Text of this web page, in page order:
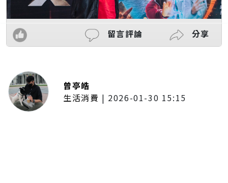
留言評論 分享
曾亭皓
生活消費 | 2026-01-30 15:15